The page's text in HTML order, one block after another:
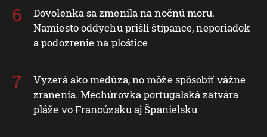
Dovolenka sa zmenila na nočnú moru.
Namiesto oddychu prišli štípance, neporiadok
a podozrenie na ploštice
Vyzerá ako medúza, no môže spôsobiť vážne
zranenia. Mechúrovka portugalská zatvára
pláže vo Francúzsku aj Španielsku